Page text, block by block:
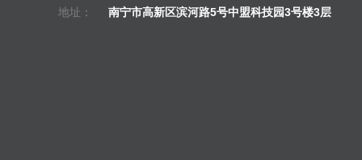
地址：
南宁市高新区滨河路5号中盟科技园3号楼3层